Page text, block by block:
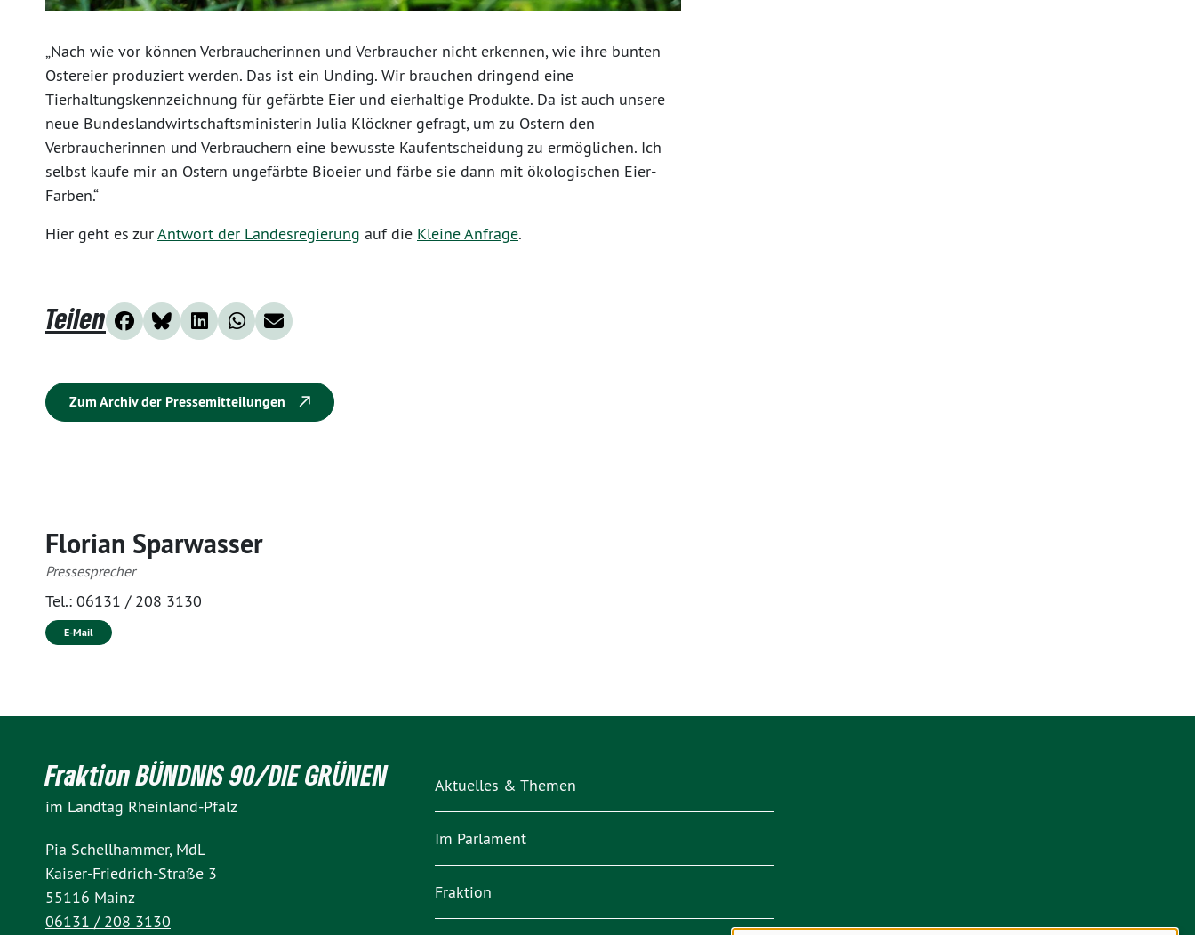
„Nach wie vor können Verbraucherinnen und Verbraucher nicht erkennen, wie ihre bunten
Ostereier produziert werden. Das ist ein Unding. Wir brauchen dringend eine
Tierhaltungskennzeichnung für gefärbte Eier und eierhaltige Produkte. Da ist auch unsere
neue Bundeslandwirtschaftsministerin Julia Klöckner gefragt, um zu Ostern den
Verbraucherinnen und Verbrauchern eine bewusste Kaufentscheidung zu ermöglichen. Ich
selbst kaufe mir an Ostern ungefärbte Bioeier und färbe sie dann mit ökologischen Eier-
Farben.“
Hier geht es zurAntwort der Landesregierung auf die Kleine Anfrage.
Teilen
Zum Archiv der Pressemitteilungen
Florian Sparwasser
Pressesprecher
Tel.: 06131 / 208 3130
E-Mail
Fraktion BÜNDNIS 90/DIE GRÜNEN
im Landtag Rheinland-Pfalz
Pia Schellhammer, MdL
Kaiser-Friedrich-Straße 3
55116 Mainz
06131 / 208 3130
Aktuelles & Themen
Im Parlament
Fraktion